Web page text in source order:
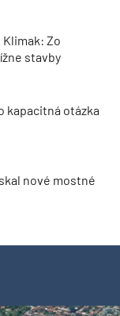
Zo
stavby
kapacitná otázka
nové mostné